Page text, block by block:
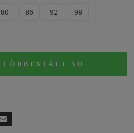
80 86 92 98
FÖRBESTÄLL NU